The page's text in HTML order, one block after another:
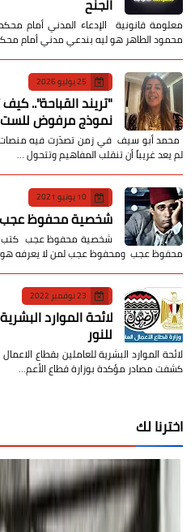
معلومة قانونية الإدعاء المدني أمام
محمود الطاهر هو ليه بندعي مدني أمام
25 يوليو 2026
​"تريند القباحة"..
نموذج مرفوض للست
محمد أبو سيف ​في زمن تصدّرت فيه منصات
لم يعد غريباً أن تنقلب المفاهيم وتتحول …
10 يونيو 2021
شخصية محفوظ عجب
شخصية محفوظ عجب كتب :
محفوظ عجب ومحفوظ عجب لمن لا يعرفه هو
23 نوفمبر 2022
لائحة الموارد
للنور
لائحة الموارد البشرية للعاملين بقطاع
كشفت مصادر مؤكدة بوزارة قطاع الأعم…
اخترنا لك